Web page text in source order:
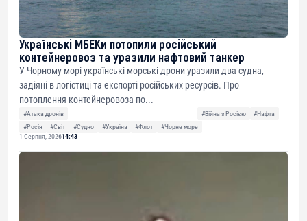
Українські МБЕКи потопили російський
контейнеровоз та уразили нафтовий танкер
У Чорному морі українські морські дрони уразили два судна,
задіяні в логістиці та експорті російських ресурсів. Про
потоплення контейнеровоза по...
#Атака дронів #Війна з Росією
#Нафта
#Росія
#Світ #Судно #Україна #Флот
#Чорне море
1 Серпня, 202614:43